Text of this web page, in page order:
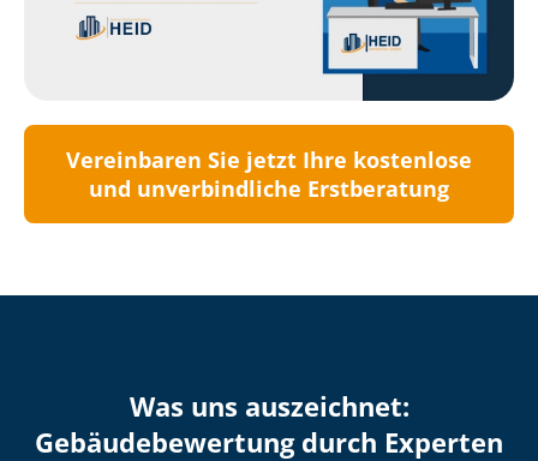
Vereinbaren Sie jetzt Ihre kostenlose
und unverbindliche Erstberatung
Was uns auszeichnet:
Ge­bäu­de­be­wer­tung durch Experten